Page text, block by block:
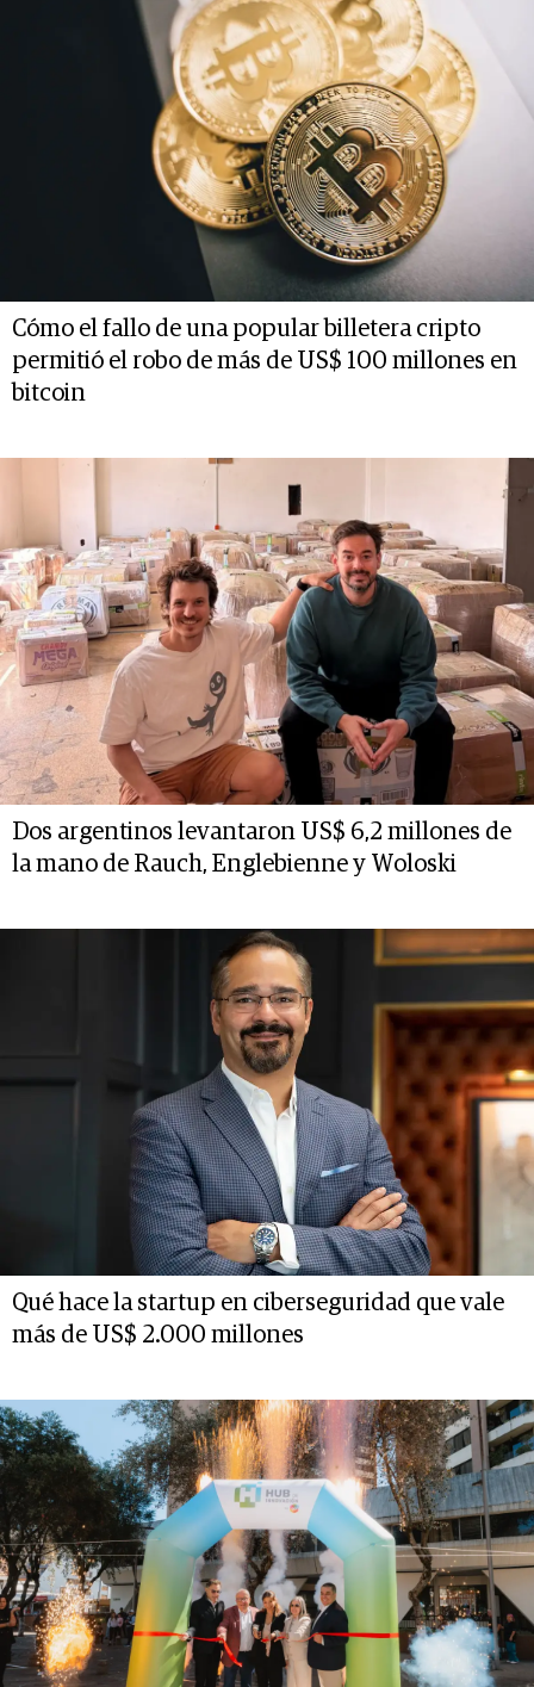
Cómo el fallo de una popular billetera cripto
permitió el robo de más de US$ 100 millones en
bitcoin
Dos argentinos levantaron US$ 6,2 millones de
la mano de Rauch, Englebienne y Woloski
Qué hace la startup en ciberseguridad que vale
más de US$ 2.000 millones